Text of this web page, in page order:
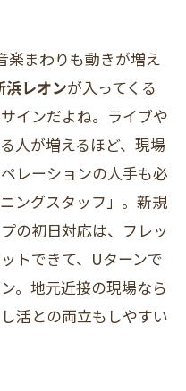
楽まわりも動きが増え
浜レオンが入ってくる
インだよね。ライブや
人が増えるほど、現場
レーションの人手も必
ングスタッフ」。新規
の初日対応は、フレッ
トできて、Uターンで
。地元近接の現場なら
活との両立もしやすい